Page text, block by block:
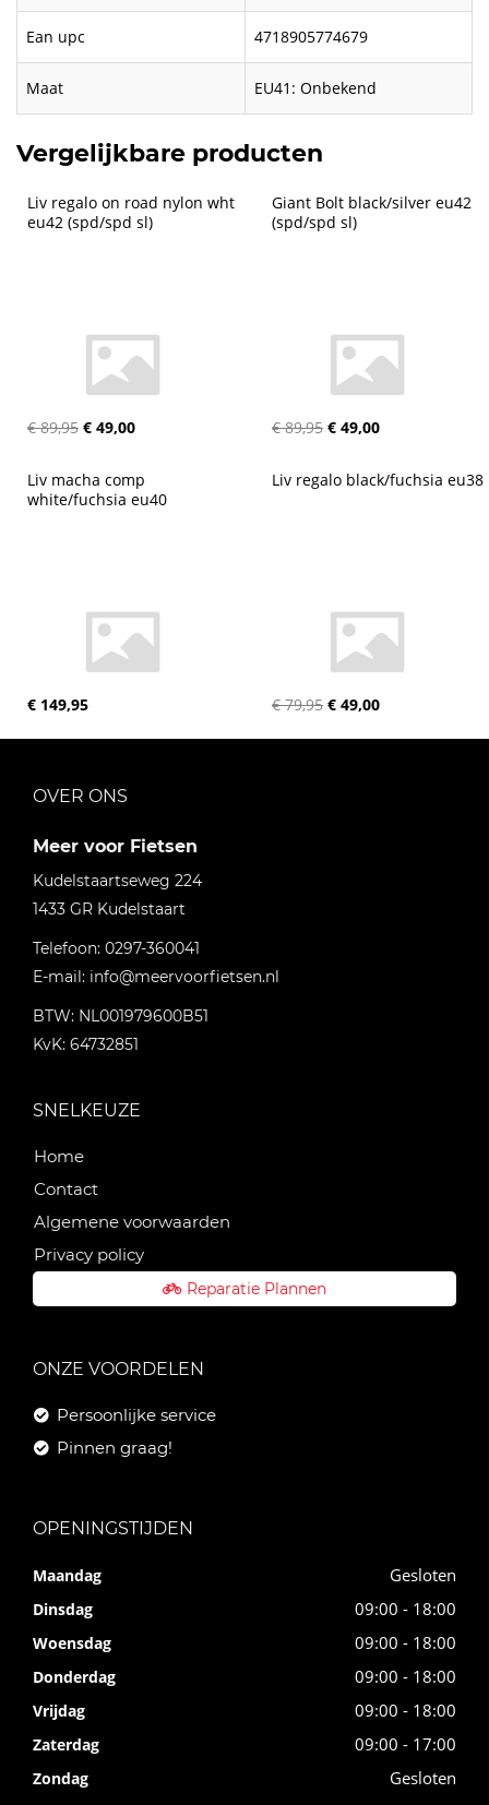
Ean upc 4718905774679
Maat EU41: Onbekend
Vergelijkbare producten
Liv regalo on road nylon wht
eu42 (spd/spd sl)
€ 89,95 € 49,00
Giant Bolt black/silver eu42
(spd/spd sl)
€ 89,95 € 49,00
Liv macha comp
white/fuchsia eu40
€ 149,95
Liv regalo black/fuchsia eu38
€ 79,95 € 49,00
OVER ONS
Meer voor Fietsen
Kudelstaartseweg 224
1433 GR Kudelstaart
Telefoon: 0297-360041
E-mail: info@meervoorfietsen.nl
BTW: NL001979600B51
KvK: 64732851
SNELKEUZE
Home
Contact
Algemene voorwaarden
Privacy policy
Reparatie Plannen
ONZE VOORDELEN
Persoonlijke service
Pinnen graag!
OPENINGSTIJDEN
Maandag Gesloten
Dinsdag 09:00 - 18:00
Woensdag 09:00 - 18:00
Donderdag 09:00 - 18:00
Vrijdag 09:00 - 18:00
Zaterdag 09:00 - 17:00
Zondag Gesloten